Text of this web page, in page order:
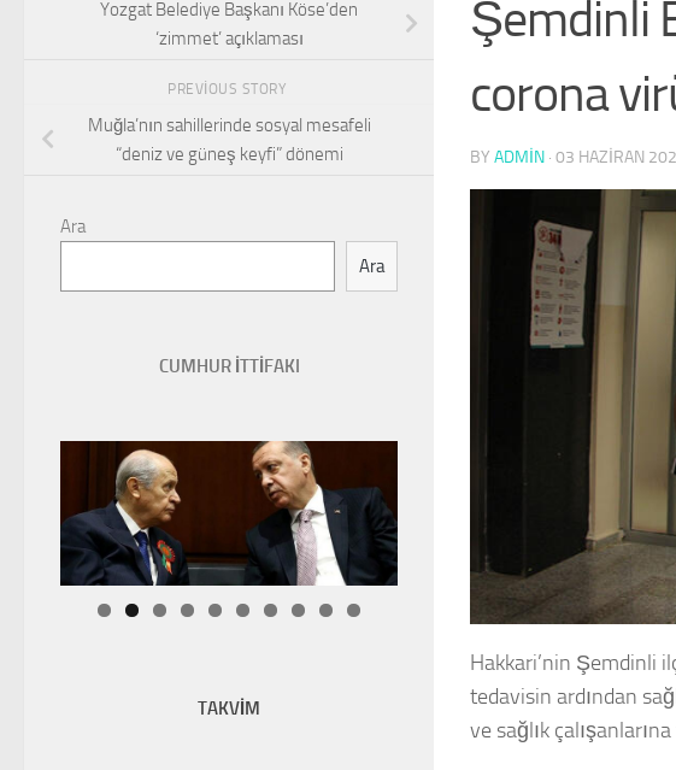
Şemdinli
corona
BY ADMIN · 03 HAZIRAN
Hakkari’nin Şemdinli
tedavisin ardından
ve sağlık
Yozgat Belediye Başkanı Köse’den
‘zimmet’ açıklaması
PREVIOUS STORY
Muğla’nın sahillerinde sosyal mesafeli
“deniz ve güneş keyfi” dönemi
Ara
Ara
CUMHUR İTTİFAKI
TAKVİM